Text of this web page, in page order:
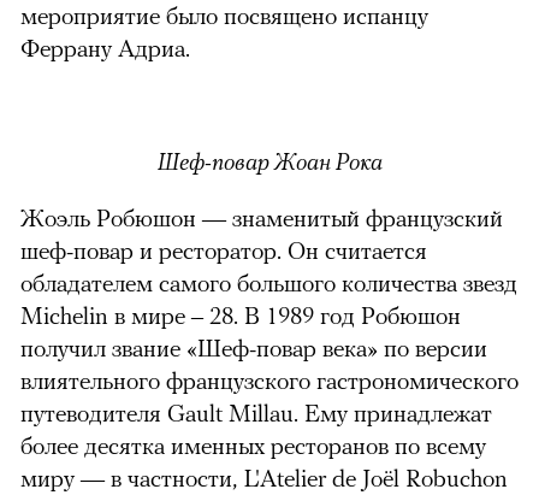
мероприятие было посвящено испанцу
Феррану Адриа.
Шеф-повар Жоан Рока
Жоэль Робюшон — знаменитый французский
шеф-повар и ресторатор. Он считается
обладателем самого большого количества звезд
Michelin в мире – 28. В 1989 год Робюшон
получил звание «Шеф-повар века» по версии
влиятельного французского гастрономического
путеводителя Gault Millau. Ему принадлежат
более десятка именных ресторанов по всему
миру — в частности, L'Atelier de Joël Robuchon